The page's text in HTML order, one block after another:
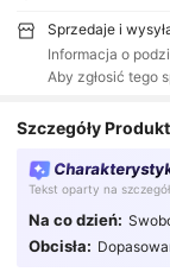
Sprzedaje i
Informacja o
Aby zgłosić tego
Szczegóły
Tekst oparty na
Na co dzień:
Obcisła: